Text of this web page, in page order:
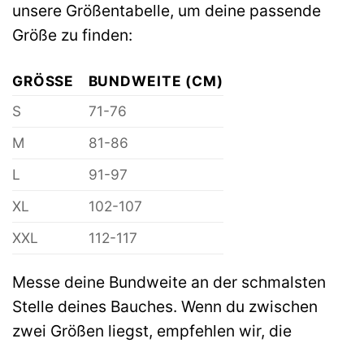
unsere Größentabelle, um deine passende
Größe zu finden:
GRÖSSE
BUNDWEITE (CM)
S
71-76
M
81-86
L
91-97
XL
102-107
XXL
112-117
Messe deine Bundweite an der schmalsten
Stelle deines Bauches. Wenn du zwischen
zwei Größen liegst, empfehlen wir, die